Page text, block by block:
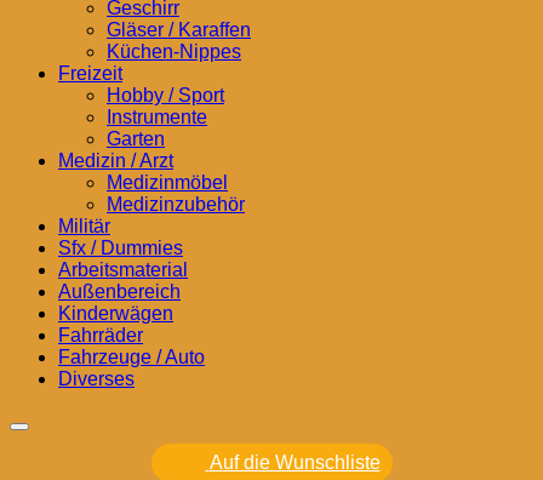
Geschirr
Gläser / Karaffen
Küchen-Nippes
Freizeit
Hobby / Sport
Instrumente
Garten
Medizin / Arzt
Medizinmöbel
Medizinzubehör
Militär
Sfx / Dummies
Arbeitsmaterial
Außenbereich
Kinderwägen
Fahrräder
Fahrzeuge / Auto
Diverses
Auf die Wunschliste